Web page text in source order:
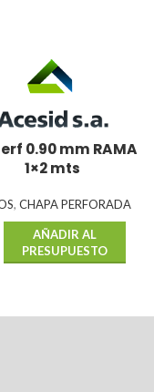
0.90 mm RAMA
1×2 mts
, CHAPA PERFORADA
AÑADIR AL
PRESUPUESTO